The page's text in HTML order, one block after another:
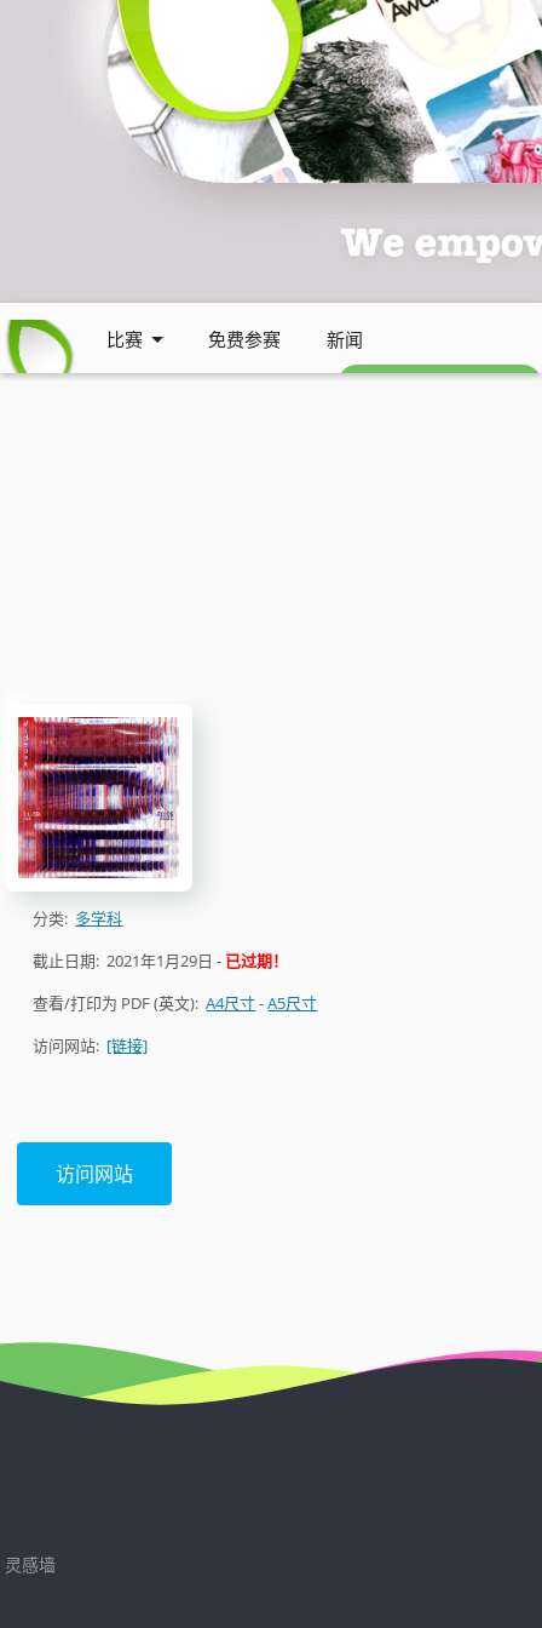
比赛 免费参赛 新闻
免费每周通讯 (英文)
分类: 多学科
截止日期:2021年1月29日 - 已过期！
查看/打印为 PDF (英文):A4尺寸-A5尺寸
访问网站: [链接]
访问网站
灵感墙